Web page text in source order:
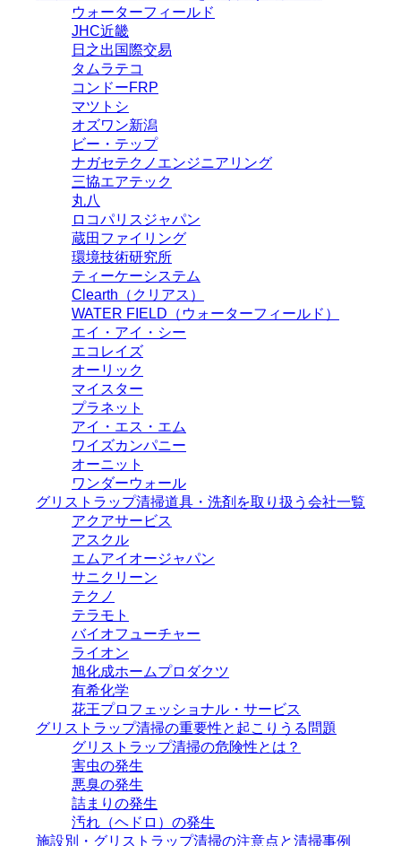
ウォーターフィールド
JHC近畿
日之出国際交易
タムラテコ
コンドーFRP
マツトシ
オズワン新潟
ビー・テップ
ナガセテクノエンジニアリング
三協エアテック
丸八
ロコパリスジャパン
蔵田ファイリング
環境技術研究所
ティーケーシステム
Clearth（クリアス）
WATER FIELD（ウォーターフィールド）
エイ・アイ・シー
エコレイズ
オーリック
マイスター
プラネット
アイ・エス・エム
ワイズカンパニー
オーニット
ワンダーウォール
グリストラップ清掃道具・洗剤を取り扱う会社一覧
アクアサービス
アスクル
エムアイオージャパン
サニクリーン
テクノ
テラモト
バイオフューチャー
ライオン
旭化成ホームプロダクツ
有希化学
花王プロフェッショナル・サービス
グリストラップ清掃の重要性と起こりうる問題
グリストラップ清掃の危険性とは？
害虫の発生
悪臭の発生
詰まりの発生
汚れ（ヘドロ）の発生
施設別・グリストラップ清掃の注意点と清掃事例